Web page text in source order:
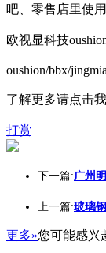
吧、零售店里使
欧视显科技
oushion/bbx/
了解更多请点击
打赏
下一篇:广州
上一篇:玻璃
更多»您可能感兴